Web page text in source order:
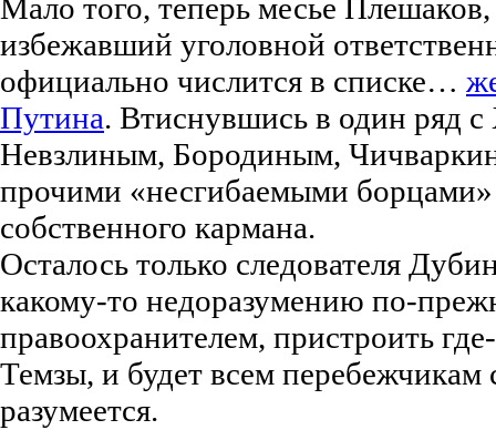
Мало того, теперь месье
избежавший уголовной
официально числится в списке…
Путина. Втиснувшись в один ряд
Невзлиным, Бородиным,
прочими «несгибаемыми борцами»
собственного кармана.
Осталось только следователя
какому-то недоразумению по-
правоохранителем, пристроить
Темзы, и будет всем перебежчикам
разумеется.